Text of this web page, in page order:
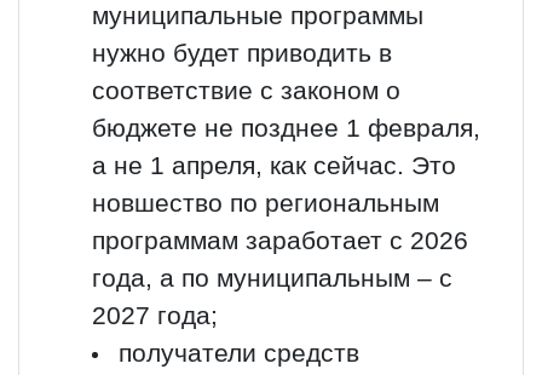
муниципальные программы
нужно будет приводить в
соответствие с законом о
бюджете не позднее 1 февраля,
а не 1 апреля, как сейчас. Это
новшество по региональным
программам заработает с 2026
года, а по муниципальным – с
2027 года;
получатели средств